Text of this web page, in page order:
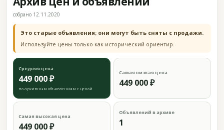
собрано 12.11.2020
Это старые объявления; они могут быть сняты с продажи.
Используйте цены только как исторический ориентир.
Средняя цена
449 000 ₽
по архивным объявлениям с ценой
Самая низкая цена
449 000 ₽
Самая высокая цена
449 000 ₽
Объявлений в архиве
1